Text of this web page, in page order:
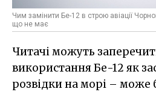
Чим замінити Бе-12 в строю авіації
що не має
Читачі можуть
використання Бе-12 як
розвідки на морі – може